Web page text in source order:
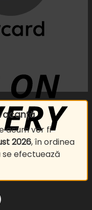
acum vor fi
2026, în ordinea
se efectuează